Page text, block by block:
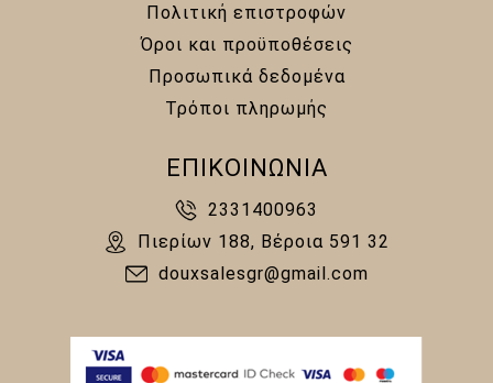
Πολιτική επιστροφών
Όροι και προϋποθέσεις
Προσωπικά δεδομένα
Τρόποι πληρωμής
ΕΠΙΚΟΙΝΩΝΙΑ
2331400963
Πιερίων 188, Βέροια 591 32
douxsalesgr@gmail.com